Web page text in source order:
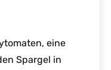
eine
Spargel in